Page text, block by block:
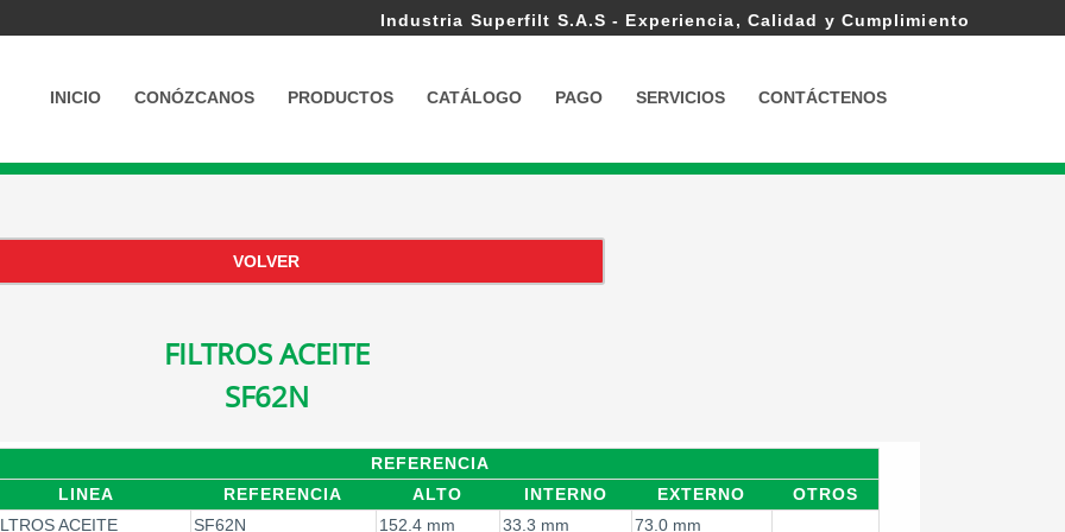
Industria Superfilt S.A.S - Experiencia, Calidad y Cumplimiento
INICIO CONÓZCANOS PRODUCTOS CATÁLOGO PAGO SERVICIOS CONTÁCTENOS
FILTROS ACEITE
SF62N
REFERENCIA
LINEA
REFERENCIA ALTO INTERNO EXTERNO
OTROS
ACEITE
SF62N 152.4 mm 33.3 mm 73.0 mm